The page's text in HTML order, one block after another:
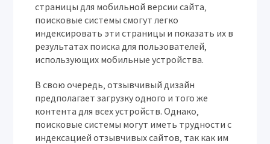
страницы для мобильной версии сайта‚
поисковые системы смогут легко
индексировать эти страницы и показать их в
результатах поиска для пользователей‚
использующих мобильные устройства.
В свою очередь‚ отзывчивый дизайн
предполагает загрузку одного и того же
контента для всех устройств. Однако‚
поисковые системы могут иметь трудности с
индексацией отзывчивых сайтов‚ так как им